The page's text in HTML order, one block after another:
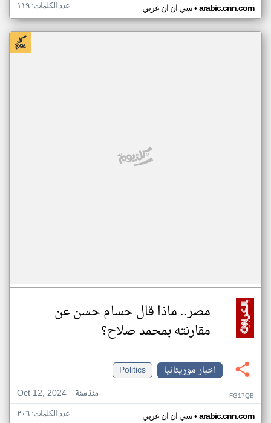
سي ان ان عربي• arabic.cnn.com عدد الكلمات: ١١٩
مصر.. ماذا قال حسام حسن عن
مقارنته بمحمد صلاح؟
اخبار موريتانيا
Politics
Oct 12, 2024
منذ سنة FG17QB
سي ان ان عربي• arabic.cnn.com عدد الكلمات: ٢٠٦